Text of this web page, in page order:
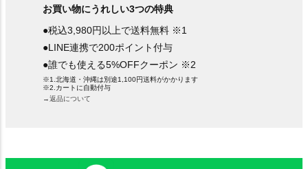
お買い物にうれしい3つの特典
●税込3,980円以上で送料無料 ※1
●LINE連携で200ポイント付与
●誰でも使える5%OFFクーポン ※2
※1.北海道・沖縄は別途1,100円送料がかかります
※2.カートに自動付与
→返品について